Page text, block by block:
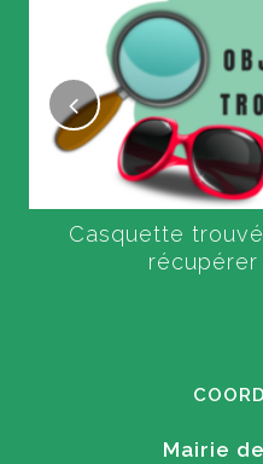
Casquette
récupérer
Mairie